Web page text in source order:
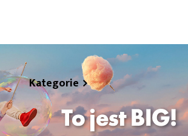
Kategorie
Z życia miasta